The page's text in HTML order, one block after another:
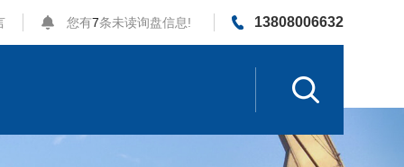
您有7条未读询盘信息! 13808006632